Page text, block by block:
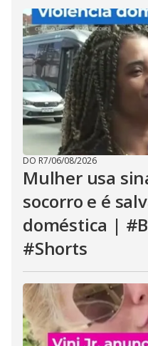
DO R7/06/08/2026
Mulher usa
socorro e é
doméstica |
#Shorts